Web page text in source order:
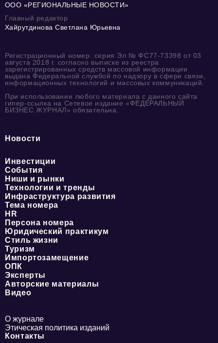
ООО «РЕГИОНАЛЬНЫЕ НОВОСТИ»
Главный редактор
Хайрутдинова Светлана Юрьевна
Регистрационный номер: серия Эл № ФС77-73398 от 03
августа 2018 г. согласно выписке из реестра
зарегистрированных средств массовой информации
выдана Федеральной службой по надзору в сфере связи,
информационных технологий и массовых коммуникаций.
При использовании любого материала с данного сайта
гипер-ссылка на Сетевое издание «ФЕДЕРАЛЬНЫЙ
БИЗНЕС ЖУРНАЛ» обязательна.
Новости
Инвестиции
События
Ниши и рынки
Технологии и тренды
Инфраструктура развития
Тема номера
HR
Персона номера
Юридический практикум
Стиль жизни
Туризм
Импортозамещение
ОПК
Эксперты
Авторские материалы
Видео
О журнале
Этическая политика изданий
Контакты